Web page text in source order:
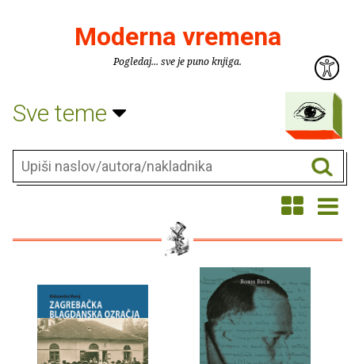
Moderna vremena
Pogledaj... sve je puno knjiga.
Sve teme